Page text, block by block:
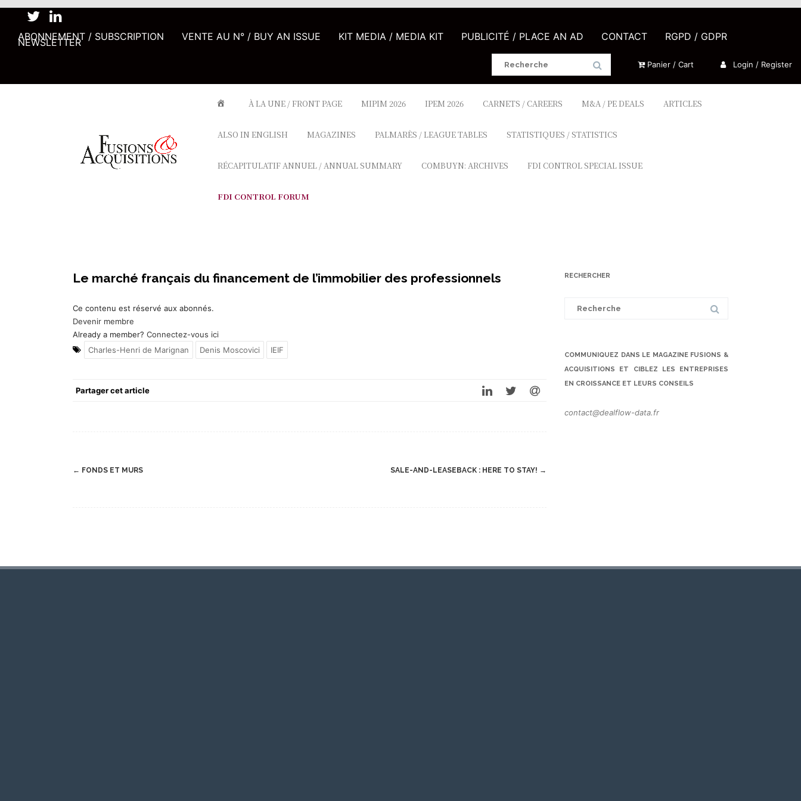
ABONNEMENT / SUBSCRIPTION VENTE AU N° / BUY AN ISSUE KIT MEDIA / MEDIA KIT PUBLICITÉ / PLACE AN AD CONTACT RGPD / GDPR
NEWSLETTER
Search
Panier / Cart Login / Register
À LA UNE / FRONT PAGE MIPIM 2026 IPEM 2026 CARNETS / CAREERS M&A / PE DEALS ARTICLES
ALSO IN ENGLISH MAGAZINES PALMARÈS / LEAGUE TABLES STATISTIQUES / STATISTICS
RÉCAPITULATIF ANNUEL / ANNUAL SUMMARY COMBUYN: ARCHIVES FDI CONTROL SPECIAL ISSUE
FDI CONTROL FORUM
Le marché français du financement de l’immobilier des professionnels
Ce contenu est réservé aux abonnés.
Devenir membre
Already a member? Connectez-vous ici
Charles-Henri de Marignan
Denis Moscovici IEIF
Partager cet article
Post
← FONDS ET MURS SALE-AND-LEASEBACK : HERE TO STAY! →
RECHERCHER
COMMUNIQUEZ DANS LE MAGAZINE FUSIONS &
ACQUISITIONS ET CIBLEZ LES ENTREPRISES
EN CROISSANCE ET LEURS CONSEILS
contact@dealflow-data.fr